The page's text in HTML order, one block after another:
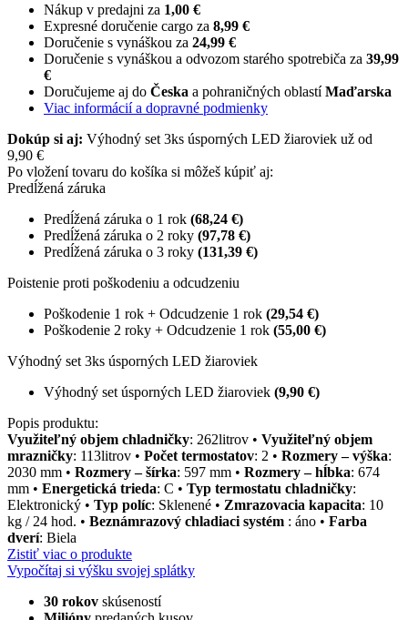
Nákup v predajni za 1,00 €
Expresné doručenie cargo za 8,99 €
Doručenie s vynáškou za 24,99 €
Doručenie s vynáškou a odvozom starého spotrebiča za 39,99
€
Doručujeme aj do Česka a pohraničných oblastíMaďarska
Viac informácií a dopravné podmienky
Dokúp si aj: Výhodný set 3ks úsporných LED žiaroviek už od
9,90 €
Po vložení tovaru do košíka si môžeš kúpiť aj:
Predĺžená záruka
Predĺžená záruka o 1 rok (68,24 €)
Predĺžená záruka o 2 roky (97,78 €)
Predĺžená záruka o 3 roky (131,39 €)
Poistenie proti poškodeniu a odcudzeniu
Poškodenie 1 rok + Odcudzenie 1 rok (29,54 €)
Poškodenie 2 roky + Odcudzenie 1 rok (55,00 €)
Výhodný set 3ks úsporných LED žiaroviek
Výhodný set úsporných LED žiaroviek (9,90 €)
Popis produktu:
Využiteľný objem chladničky: 262litrov • Využiteľný objem
mrazničky: 113litrov • Počet termostatov: 2 • Rozmery – výška:
2030 mm • Rozmery – šírka: 597 mm • Rozmery – hĺbka: 674
mm • Energetická trieda: C • Typ termostatu chladničky:
Elektronický • Typ políc: Sklenené • Zmrazovacia kapacita: 10
kg / 24 hod. • Beznámrazový chladiaci systém : áno • Farba
dverí: Biela
Zistiť viac o produkte
Vypočítaj si výšku svojej splátky
30 rokov skúseností